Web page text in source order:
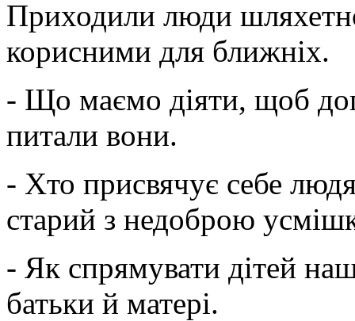
Приходили люди
корисними для ближніх.
- Що маємо діяти, щоб
питали вони.
- Хто присвячує себе
старий з недоброю
- Як спрямувати дітей
батьки й матері.